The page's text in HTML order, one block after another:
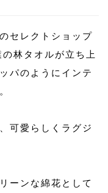
セレクトショップ
林タオルが立ち上
パのようにインテ
可愛らしくラグジ
ーンな綿花として